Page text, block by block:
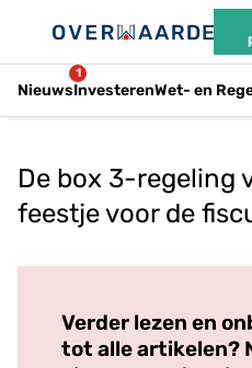
Nieuws
1
InvesterenWet- en
De box 3-regeling
feestje voor de
Verder lezen en
tot alle artikelen?